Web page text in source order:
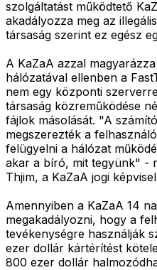
szolgáltatást működtető
akadályozza meg az
társaság szerint ez egész
A KaZaA azzal
hálózatával ellenben a
nem egy központi
társaság közreműködése
fájlok másolását. "A
megszerezték a
felügyelni a hálózat
akar a bíró, mit tegyünk" -
Thjim, a KaZaA jogi
Amennyiben a KaZaA 14
megakadályozni, hogy a
tevékenységre használják
ezer dollár kártérítést
800 ezer dollár